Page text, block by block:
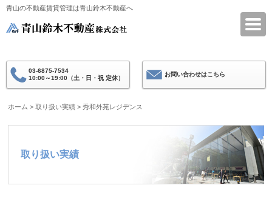
青山の不動産賃貸管理は青山鈴木不動産へ
03-6875-7534
10:00～19:00（土・日・祝 定休）
お問い合わせはこちら
ホーム >取り扱い実績 >秀和外苑レジデンス
取り扱い実績